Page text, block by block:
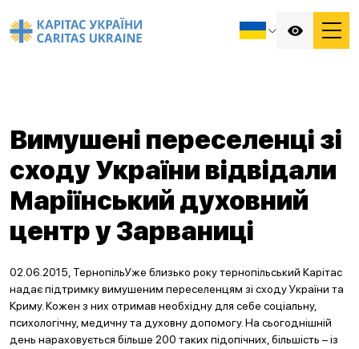
Вимушені переселенці зі
сходу України відвідали
Маріїнський духовний
центр у Зарваниці
02.06.2015, ТернопільУже близько року тернопільський Карітас
надає підтримку вимушеним переселенцям зі сходу України та
Криму. Кожен з них отримав необхідну для себе соціальну,
психологічну, медичну та духовну допомогу. На сьогоднішній
день нараховується більше 200 таких підопічних, більшість – із